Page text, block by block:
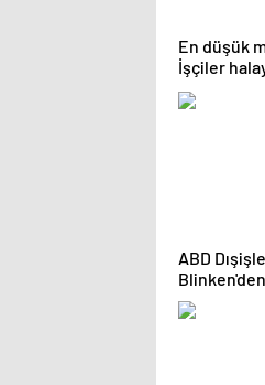
En düşük
İşçiler
ABD